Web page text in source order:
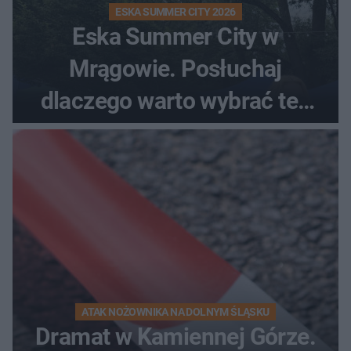
ESKA SUMMER CITY 2026
Eska Summer City w
Mrągowie. Posłuchaj
dlaczego warto wybrać ten
kierunek na urlop!
ATAK NOŻOWNIKA NA DOLNYM ŚLĄSKU
Dramat w Kamiennej Górze.